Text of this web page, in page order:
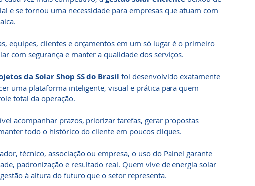
e se tornou uma necessidade para empresas que atuam com
equipes, clientes e orçamentos em um só lugar é o primeiro
com segurança e manter a qualidade dos serviços.
da Solar Shop SS do Brasil foi desenvolvido exatamente
uma plataforma inteligente, visual e prática para quem
total da operação.
acompanhar prazos, priorizar tarefas, gerar propostas
todo o histórico do cliente em poucos cliques.
técnico, associação ou empresa, o uso do Painel garante
padronização e resultado real. Quem vive de energia solar
à altura do futuro que o setor representa.